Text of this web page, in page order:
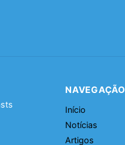
NAVEGAÇÃO
Início
Notícias
Artigos